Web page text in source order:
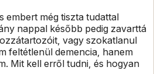
embert még tiszta tudattal
nappal később pedig zavarttá
vagy szokatlanul
feltétlenül demencia, hanem
Mit kell erről tudni, és hogyan